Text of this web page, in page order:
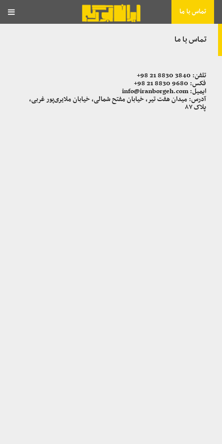
تماس با ما
تماس با ما
تلفن: +98 21 8830 3840
فکس: +98 21 8830 9680
ایمیل:info@iranborgeh.com
آدرس: میدان هفت تیر، خیابان مفتح شمالی، خیابان ملایری‌پور غربی،
پلاک ۸۷